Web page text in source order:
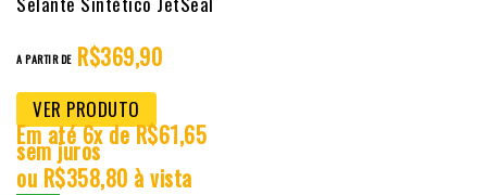
A PARTIR DE R$369,90
VER PRODUTO
Em até 6x deR$61,65
sem juros
ou R$358,80 à vista